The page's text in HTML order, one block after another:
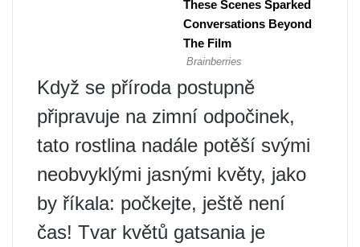
Když se příroda postupně
připravuje na zimní odpočinek,
tato rostlina nadále potěší svými
neobvyklými jasnými květy, jako
by říkala: počkejte, ještě není
čas! Tvar květů gatsania je